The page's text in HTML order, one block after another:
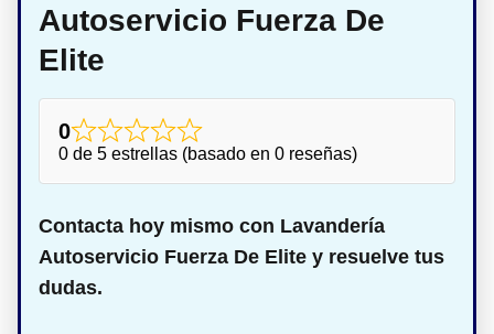
Autoservicio Fuerza De
Elite
0
0 de 5 estrellas (basado en 0 reseñas)
Contacta hoy mismo con Lavandería
Autoservicio Fuerza De Elite y resuelve tus
dudas.